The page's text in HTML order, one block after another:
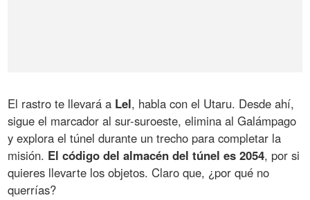
El rastro te llevará a Lel, habla con el Utaru. Desde ahí,
sigue el marcador al sur-suroeste, elimina al Galámpago
y explora el túnel durante un trecho para completar la
misión. El código del almacén del túnel es 2054, por si
quieres llevarte los objetos. Claro que, ¿por qué no
querrías?